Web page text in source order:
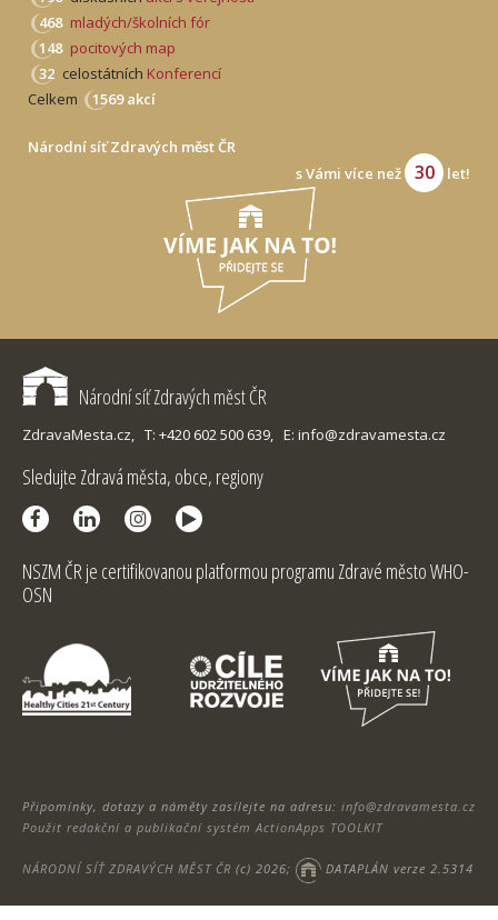
468 mladých/školních fór
148 pocitových map
32 celostátních Konferencí
Celkem
1569 akcí
Národní síť Zdravých měst ČR
s Vámi více než
30 let!
Národní síť Zdravých měst ČR
ZdravaMesta.cz, T: +420 602 500 639, E: info@zdravamesta.cz
Sledujte Zdravá města, obce, regiony
NSZM ČR je certifikovanou platformou programu Zdravé město WHO-
OSN
Připomínky, dotazy a náměty zasílejte na adresu: info@zdravamesta.cz
Použit redakční a publikační systém ActionApps TOOLKIT
NÁRODNÍ SÍŤ ZDRAVÝCH MĚST ČR (c) 2026; DATAPLÁN verze 2.5314